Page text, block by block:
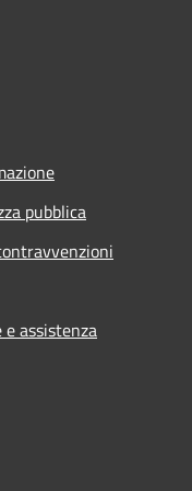
pubblica
assistenza